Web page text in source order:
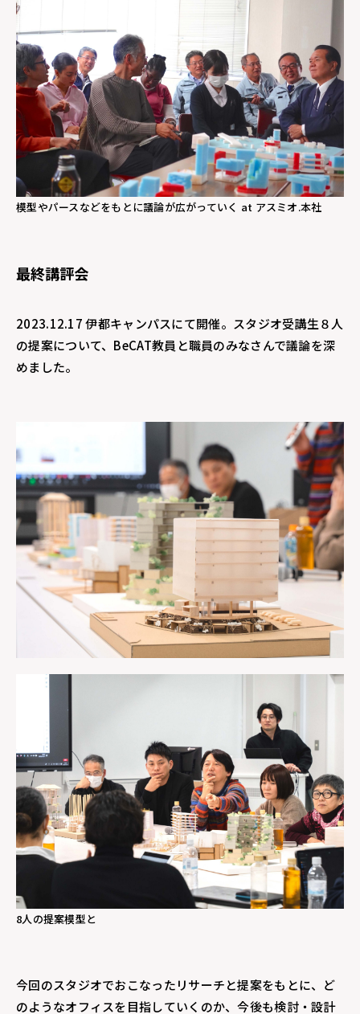
模型やパースなどをもとに議論が広がっていく at アスミオ.本社
最終講評会
2023.12.17 伊都キャンパスにて開催。スタジオ受講生８人
の提案について、BeCAT教員と職員のみなさんで議論を深
めました。
8人の提案模型と
今回のスタジオでおこなったリサーチと提案をもとに、ど
のようなオフィスを目指していくのか、今後も検討・設計